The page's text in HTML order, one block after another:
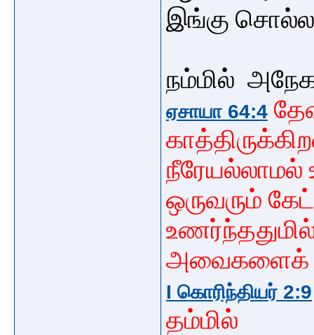
இங்கு சொல்ல
நம்மில்
ஏசாயா 64:4
ஒருவரும்
I கொரிந்தியர் 2:9
தம்மில்